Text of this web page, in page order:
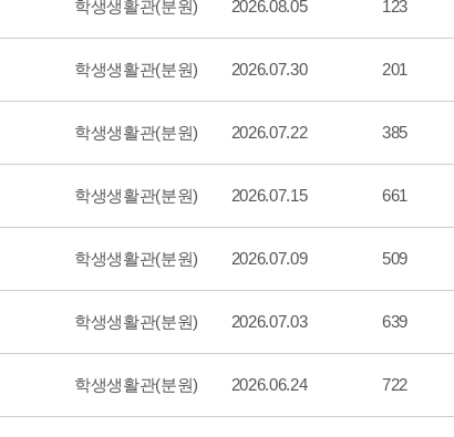
학생생활관(분원) 2026.08.05 123
학생생활관(분원) 2026.07.30 201
학생생활관(분원) 2026.07.22 385
학생생활관(분원) 2026.07.15 661
학생생활관(분원) 2026.07.09 509
학생생활관(분원) 2026.07.03 639
학생생활관(분원) 2026.06.24 722